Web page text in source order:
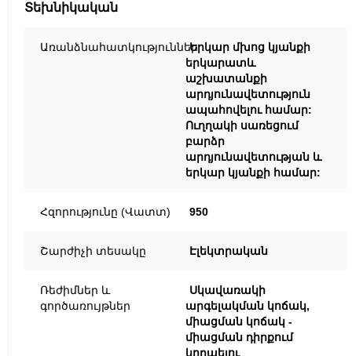
Տեխնիկական
ԱռանձնահատկություններԵրկար մխոց կյանքի
երկարատև
աշխատանքի
արդյունավետություն
ապահովելու համար:
Ուղղակի սառեցում
բարձր
արդյունավետության և
երկար կյանքի համար:
Հզորությունը (Վատտ) 950
Շարժիչի տեսակը Էլեկտրական
Ռեժիմներ և
գործառույթներ
Սկավառակի
արգելակման կոճակ,
միացման կոճակ -
միացման դիրքում
կողպելու